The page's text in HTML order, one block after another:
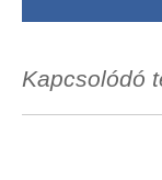
Kapcsolódó